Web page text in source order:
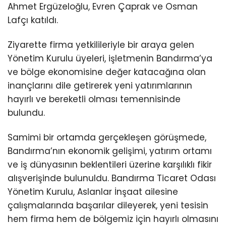
Ahmet Ergüzeloğlu, Evren Çaprak ve Osman
Lafçı katıldı.
Ziyarette firma yetkilileriyle bir araya gelen
Yönetim Kurulu üyeleri, işletmenin Bandırma’ya
ve bölge ekonomisine değer katacağına olan
inançlarını dile getirerek yeni yatırımlarının
hayırlı ve bereketli olması temennisinde
bulundu.
Samimi bir ortamda gerçekleşen görüşmede,
Bandırma’nın ekonomik gelişimi, yatırım ortamı
ve iş dünyasının beklentileri üzerine karşılıklı fikir
alışverişinde bulunuldu. Bandırma Ticaret Odası
Yönetim Kurulu, Aslanlar İnşaat ailesine
çalışmalarında başarılar dileyerek, yeni tesisin
hem firma hem de bölgemiz için hayırlı olmasını